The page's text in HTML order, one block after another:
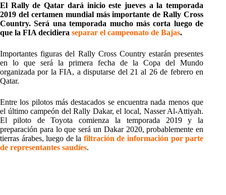
El Rally de Qatar dará inicio este jueves a la temporada
2019 del certamen mundial más importante de Rally Cross
Country. Será una temporada mucho más corta luego de
que la FIA decidiera separar el campeonato de Bajas.
Importantes figuras del Rally Cross Country estarán presentes
en lo que será la primera fecha de la Copa del Mundo
organizada por la FIA, a disputarse del 21 al 26 de febrero en
Qatar.
Entre los pilotos más destacados se encuentra nada menos que
el último campeón del Rally Dakar, el local, Nasser Al-Attiyah.
El piloto de Toyota comienza la temporada 2019 y la
preparación para lo que será un Dakar 2020, probablemente en
tierras árabes, luego de la filtración de información por parte
de representantes saudíes.